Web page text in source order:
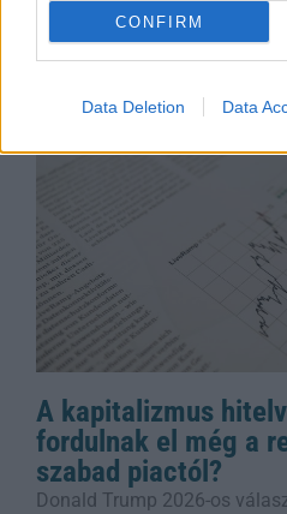
CONFIRM
Data Deletion Data
önmagának megmagyarázni
memoárja, a „Communion"
A kapitalizmus
fordulnak el még a
szabad piactól?
Donald Trump 2026-os